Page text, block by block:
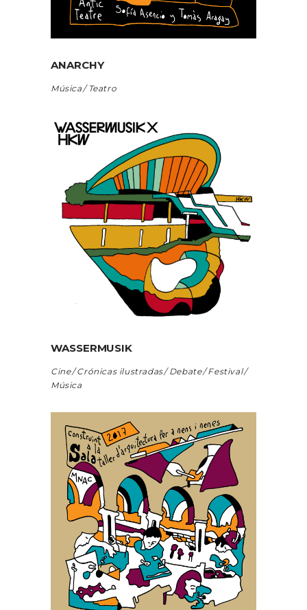
ANARCHY
Música Teatro
WASSERMUSIK
Cine Crónicas ilustradas Debate
Festival
Música